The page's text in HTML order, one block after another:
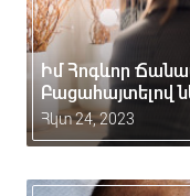
Իմ Հոգևոր
Բացահայտելով
Հկտ 24, 2023